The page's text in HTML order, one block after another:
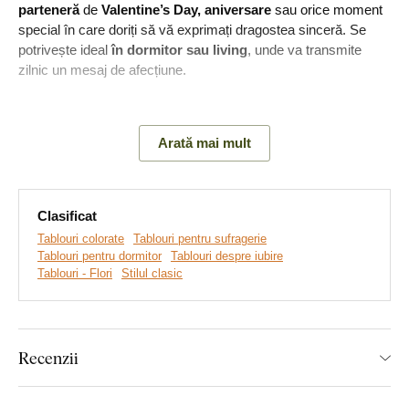
partenerăde Valentine’s Day, aniversare sau orice moment
special în care doriți să vă exprimați dragostea sinceră. Se
potrivește idealîn dormitor sau living, unde va transmite
zilnic un mesaj de afecțiune.
Arată mai mult
Clasificat
Tablouri colorate
Tablouri pentru sufragerie
Tablouri pentru dormitor
Tablouri despre iubire
Tablouri - Flori
Stilul clasic
Recenzii